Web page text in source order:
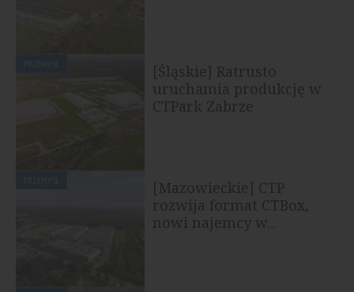
[Śląskie] Ratrusto
uruchamia produkcję w
CTPark Zabrze
[Mazowieckie] CTP
rozwija format CTBox,
nowi najemcy w...